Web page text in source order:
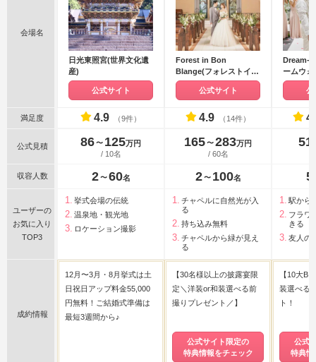
会場名
日光東照宮(世界文化遺
産)
公式サイト
Forest in Bon
Blange(フォレストイン
ボンブランジェ)
公式サイト
Dream-
ームウォ
公
満足度 4.9 （9件） 4.9 （14件）
公式見積 86〜 125万円
/ 10名
165〜283万円
/ 60名
51
収容人数 2 〜 60名 2 〜 100名 5
ユーザーの
お気に入り
TOP3
挙式会場の伝統
温泉地・観光地
ロケーション撮影
チャペルに自然光が入
る
持ち込み無料
チャペルから緑が見え
る
駅から
フラワ
きる
友人の
成約情報
12月〜3月・8月挙式は土
日祝日アップ料金55,000
円無料！ご結婚式準備は
最短3週間から♪
【30名様以上の披露宴限
定＼洋装or和装選べる前
撮りプレゼント／】
公式サイト限定の
特典情報をチェック
【10大
装選べる
ト！
公式
特典情